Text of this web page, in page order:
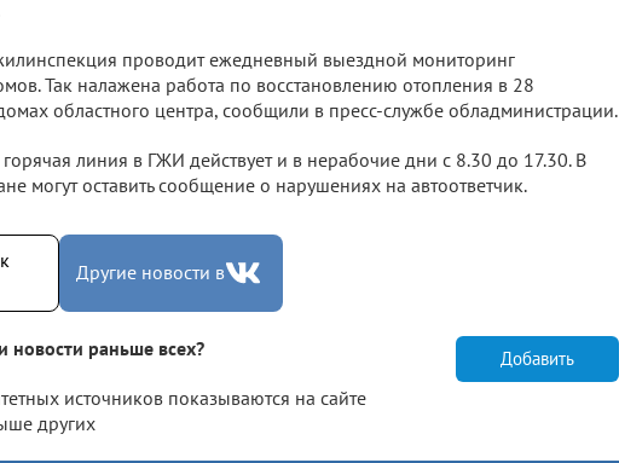
проводит ежедневный выездной мониторинг
Так налажена работа по восстановлению отопления в 28
областного центра, сообщили в пресс-службе обладминистрации.
линия в ГЖИ действует и в нерабочие дни с 8.30 до 17.30. В
могут оставить сообщение о нарушениях на автоответчик.
Другие новости в
новости раньше всех?
источников показываются на сайте
других
Добавить